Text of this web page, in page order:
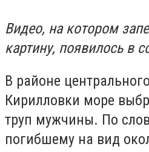
Видео, на котором
картину, появилось в
В районе
Кирилловки море
труп мужчины. По
погибшему на вид